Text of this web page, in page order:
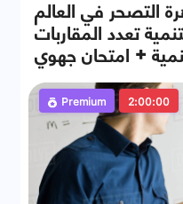
التصحر في العالم
تعدد المقاربات
+ امتحان جهوي
Premium 2:00:00